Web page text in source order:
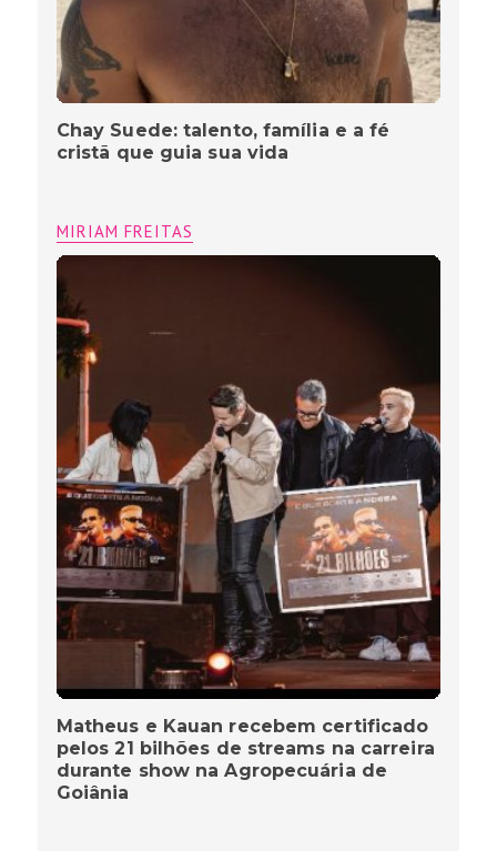
Chay Suede: talento, família e a fé
cristã que guia sua vida
MIRIAM FREITAS
Matheus e Kauan recebem certificado
pelos 21 bilhões de streams na carreira
durante show na Agropecuária de
Goiânia